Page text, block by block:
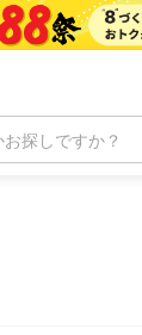
お探しですか？